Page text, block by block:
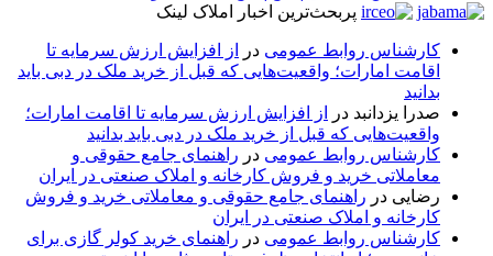
پربحث‌ترین اخبار املاک لینک
کارشناس روابط عمومی در
از افزایش ارزش سرمایه تا
اقامت امارات؛ واقعیت‌هایی که قبل از خرید ملک در دبی باید
بدانید
صدرا یزدانبد در
از افزایش ارزش سرمایه تا اقامت امارات؛
واقعیت‌هایی که قبل از خرید ملک در دبی باید بدانید
کارشناس روابط عمومی در راهنمای جامع حقوقی و
معاملاتی خرید و فروش کارخانه و املاک صنعتی در ایران
رضایی در راهنمای جامع حقوقی و معاملاتی خرید و فروش
کارخانه و املاک صنعتی در ایران
کارشناس روابط عمومی در راهنمای خرید کولر گازی برای